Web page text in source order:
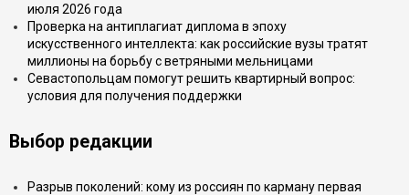
июля 2026 года
Проверка на антиплагиат диплома в эпоху
искусственного интеллекта: как российские вузы тратят
миллионы на борьбу с ветряными мельницами
Севастопольцам помогут решить квартирный вопрос:
условия для получения поддержки
Выбор редакции
Разрыв поколений: кому из россиян по карману первая